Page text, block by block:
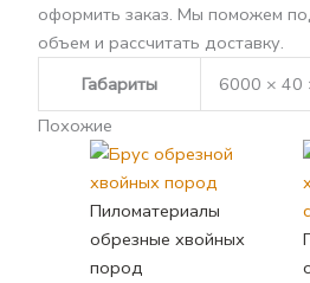
оформить заказ. Мы поможем
объем и рассчитать доставку.
Габариты
6000 × 40
Похожие
Пиломатериалы
обрезные хвойных
пород